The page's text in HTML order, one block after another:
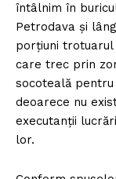
întâlnim în
Petrodava şi
porţiuni
care trec prin
socoteală
deoarece nu
executanţii
lor.